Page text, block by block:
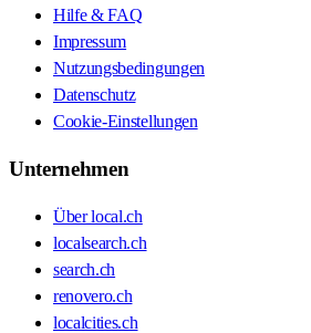
Hilfe & FAQ
Impressum
Nutzungsbedingungen
Datenschutz
Cookie-Einstellungen
Unternehmen
Über local.ch
localsearch.ch
search.ch
renovero.ch
localcities.ch